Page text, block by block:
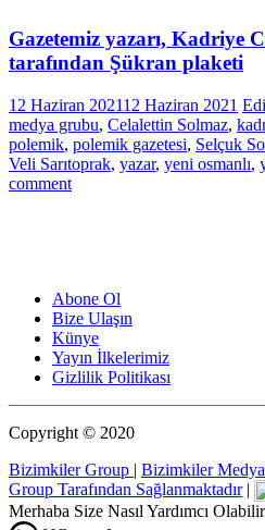
Gazetemiz yazarı, Kadriye
tarafından Şükran plaketi
12 Haziran 202112 Haziran 2021
medya grubu, Celalettin Solmaz,
polemik, polemik gazetesi, Selçuk
Veli Sarıtoprak, yazar, yeni osmanlı,
comment
Abone Ol
Bize Ulaşın
Künye
Yayın İlkelerimiz
Gizlilik Politikası
Copyright © 2020
Bizimkiler Group | Bizimkiler
Group Tarafından Sağlanmaktadır |
Merhaba Size Nasıl Yardımcı